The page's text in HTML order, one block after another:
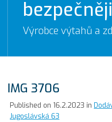
bezpečněji
Výrobce výtahů a
IMG 3706
Published on 16.2.2023 in
Jugoslávská 63